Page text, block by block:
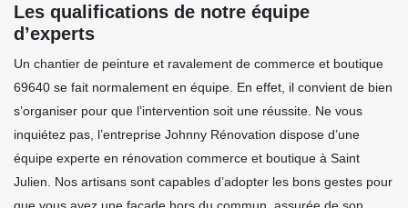
Les qualifications de notre équipe
d’experts
Un chantier de peinture et ravalement de commerce et boutique
69640 se fait normalement en équipe. En effet, il convient de bien
s’organiser pour que l’intervention soit une réussite. Ne vous
inquiétez pas, l’entreprise Johnny Rénovation dispose d’une
équipe experte en rénovation commerce et boutique à Saint
Julien. Nos artisans sont capables d’adopter les bons gestes pour